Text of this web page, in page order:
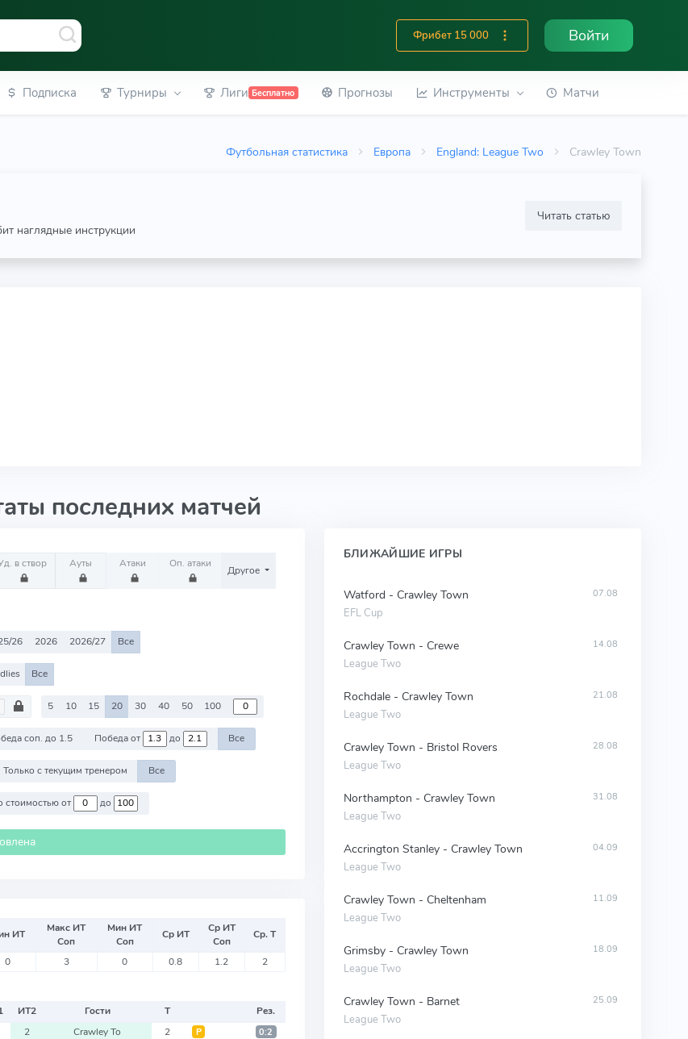
Фрибет 15 000 Войти
Подписка Турниры Лиги Бесплатно Прогнозы Инструменты Матчи
Футбольная статистика Европа England: League Two Crawley Town
наглядные инструкции
Читать статью
последних матчей
в створ Ауты Атаки Оп. атаки
Другое
26 2026 2026/27 Все
Все
5 10 15 20 30 40 50 100
соп. до 1.5 Победа от до Все
Только с текущим тренером Все
Против команд со стоимостью от до
ИТ
Макс ИТ
Соп
Мин ИТ
Соп
Ср ИТ
Ср ИТ
Соп
Ср. Т
0 3 0 0.8 1.2 2
ИТ2 Гости Т
Рез.
2 Crawley To 2 Р 0:2
БЛИЖАЙШИЕ ИГРЫ
Watford - Crawley Town
EFL Cup
07.08
Crawley Town - Crewe
League Two
14.08
Rochdale - Crawley Town
League Two
21.08
Crawley Town - Bristol Rovers
League Two
28.08
Northampton - Crawley Town
League Two
31.08
Accrington Stanley - Crawley Town
League Two
04.09
Crawley Town - Cheltenham
League Two
11.09
Grimsby - Crawley Town
League Two
18.09
Crawley Town - Barnet
League Two
25.09